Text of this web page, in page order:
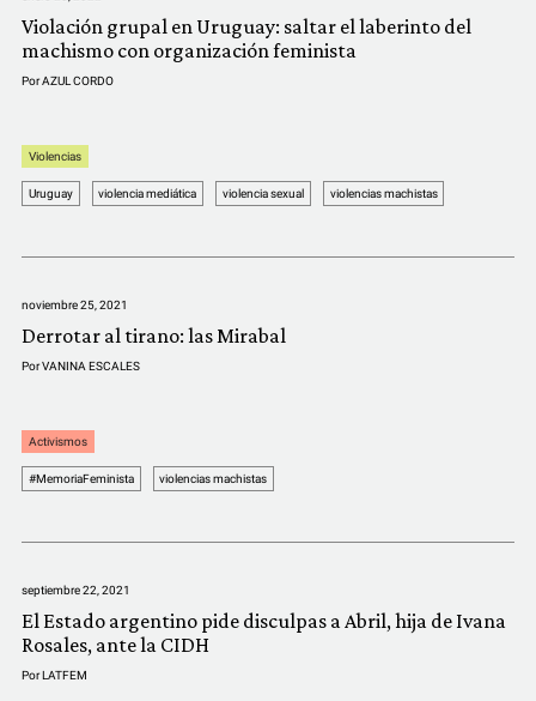
Violación grupal en Uruguay: saltar el laberinto del
machismo con organización feminista
PorAZUL CORDO
Violencias
Uruguay violencia mediática violencia sexual violencias machistas
noviembre 25, 2021
Derrotar al tirano: las Mirabal
PorVANINA ESCALES
Activismos
#MemoriaFeminista violencias machistas
septiembre 22, 2021
El Estado argentino pide disculpas a Abril, hija de Ivana
Rosales, ante la CIDH
PorLATFEM